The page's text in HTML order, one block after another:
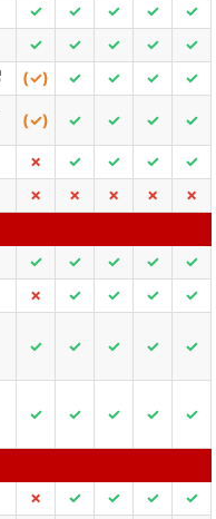
✓ ✓ ✓ ✓
✓
✓ ✓ ✓ ✓
✓
(✓) ✓ ✓ ✓
✓
(✓) ✓ ✓ ✓ ✓
✗ ✓ ✓ ✓
✓
✗ ✗ ✗ ✗
✗
✓ ✓ ✓ ✓
✓
✗ ✓ ✓ ✓
✓
✓ ✓ ✓ ✓ ✓
✓ ✓ ✓ ✓ ✓
✗ ✓ ✓ ✓
✓